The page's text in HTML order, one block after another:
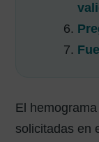
El
solicitadas en